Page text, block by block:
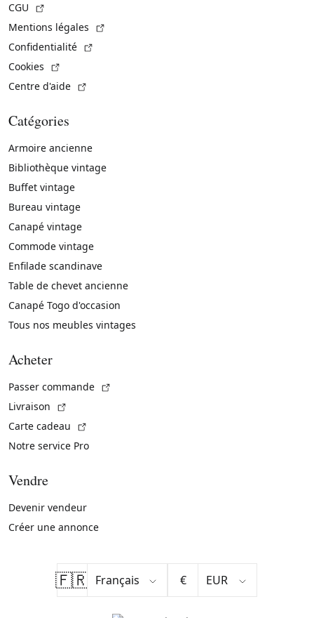
CGU
Mentions légales
Confidentialité
Cookies
Centre d'aide
Catégories
Armoire ancienne
Bibliothèque vintage
Buffet vintage
Bureau vintage
Canapé vintage
Commode vintage
Enfilade scandinave
Table de chevet ancienne
Canapé Togo d'occasion
Tous nos meubles vintages
Acheter
Passer commande
Livraison
Carte cadeau
Notre service Pro
Vendre
Devenir vendeur
Créer une annonce
🇫🇷 €